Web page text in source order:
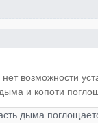
возможности
и копоти
дыма